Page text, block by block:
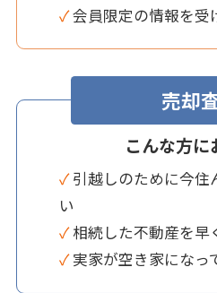
✓ 会員限定の情報を受
売却
こんな方に
✓ 引越しのために今住んでる家を売りた
い
✓ 相続した不動産を
✓ 実家が空き家になっ